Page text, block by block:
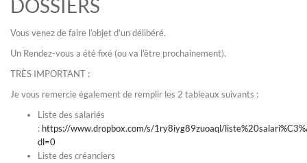
DOSSIERS
Vous venez de faire l’objet d’un délibéré.
Un Rendez-vous a été fixé (ou va l’être prochainement).
TRÈS IMPORTANT :
Je vous remercie également de remplir les 2 tableaux suivants :
Liste des salariés
: https://www.dropbox.com/s/1ry8iyg89zuoaql/
dl=0
Liste des créanciers